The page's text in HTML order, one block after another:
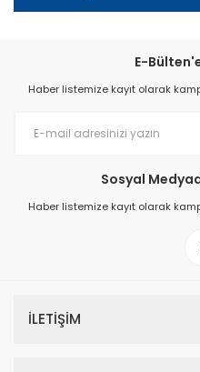
E-
Haber listemize kayıt olarak
Sosyal
Haber listemize kayıt olarak
İLETİŞİM